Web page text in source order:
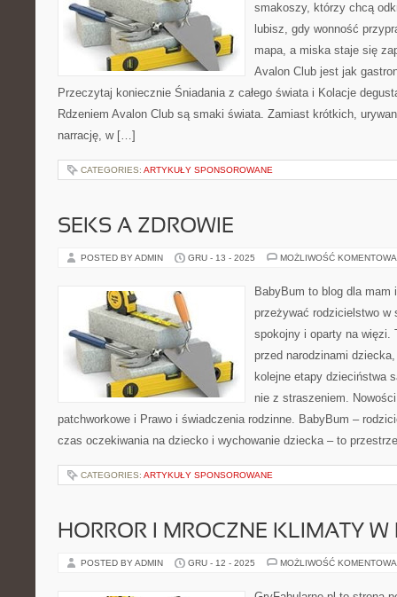
smakoszy, którzy chcą
lubisz, gdy wonność
mapa, a miska staje się
Avalon Club jest jak
Przeczytaj koniecznie Śniadania z całego świata i Kolacje
Rdzeniem Avalon Club są smaki świata. Zamiast krótkich,
narrację, w […]
CATEGORIES: ARTYKUŁY SPONSOROWANE
SEKS A ZDROWIE
POSTED BY ADMIN GRU - 13 - 2025 MOŻLIWOŚĆ
BabyBum to blog dla mam
przeżywać rodzicielstwo w
spokojny i oparty na więzi.
przed narodzinami
kolejne etapy dzieciństwa
nie z straszeniem.
patchworkowe i Prawo i świadczenia rodzinne. BabyBum –
czas oczekiwania na dziecko i wychowanie dziecka – to
CATEGORIES: ARTYKUŁY SPONSOROWANE
HORROR I MROCZNE KLIMATY W
POSTED BY ADMIN GRU - 12 - 2025 MOŻLIWOŚĆ